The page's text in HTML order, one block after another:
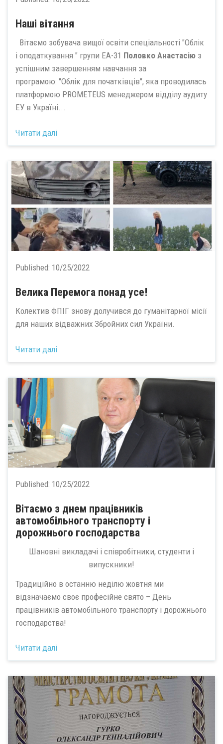
Наші вітання
Вітаємо зобувача вищої освіти спеціальності "Облік
і оподаткування " групи ЕА-31 Половко Анастасію з
успішним завершенням навчання за
програмою: "Облік для початківців", яка проводилась
платформою PROMETEUS менеджером відділу аудиту
ЕУ в Україні...
Читати далі
Published: 10/25/2022
Велика Перемога понад усе!
Колектив ФПІГ знову долучився до гуманітарної місії
для наших відважних Збройних сил України.
Читати далі
Published: 10/25/2022
Вітаємо з днем працівників
автомобільного транспорту і
дорожнього господарства
Шановні викладачі і співробітники, студенти і
випускники!
Традиційно в останню неділю жовтня ми
відзначаємо своє професійне свято – День
працівників автомобільного транспорту і дорожнього
господарства!
Читати далі